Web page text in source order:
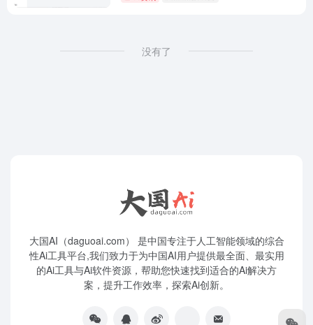
没有了
大国AI（daguoai.com） 是中国专注于人工智能领域的综合
性Ai工具平台,我们致力于为中国AI用户提供最全面、最实用
的Ai工具与Ai软件资源，帮助您快速找到适合的Ai解决方
案，提升工作效率，探索Ai创新。